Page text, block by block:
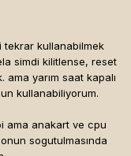
tekrar kullanabilmek
simdi kilitlense, reset
yarım saat kapalı
kullanabiliyorum.
ama anakart ve cpu
sogutulmasında